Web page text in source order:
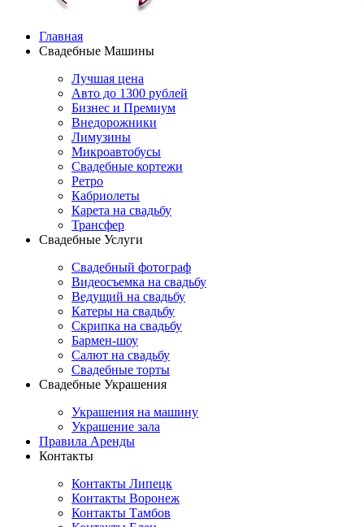
Главная
Свадебные Машины
Лучшая цена
Авто до 1300 рублей
Бизнес и Премиум
Внедорожники
Лимузины
Микроавтобусы
Свадебные кортежи
Ретро
Кабриолеты
Карета на свадьбу
Трансфер
Свадебные Услуги
Свадебный фотограф
Видеосъемка на свадьбу
Ведущий на свадьбу
Катеры на свадьбу
Скрипка на свадьбу
Бармен-шоу
Салют на свадьбу
Свадебные торты
Свадебные Украшения
Украшения на машину
Украшение зала
Правила Аренды
Контакты
Контакты Липецк
Контакты Воронеж
Контакты Тамбов